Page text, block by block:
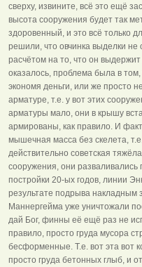
сверху, извините, всё это ещё
высота сооружения будет так
здоровенный, и это всё только
решили, что овчинка выделки не
расчётом на то, что он
оказалось, проблема была в
экономя деньги, или же просто
арматуре, т.е. у вот этих
арматуры мало, они в крышу
армированы, как правило. И
мышечная масса без скелета,
действительно советская
сооружения, они
постройки 20-ых годов, линии
результате подрыва накладным
Маннергейма уже уничтожали
дай Бог, финны её ещё раз не
правило, просто груда мусора
бесформенные. Т.е. вот эта вот
просто груда бетонных глыб, и